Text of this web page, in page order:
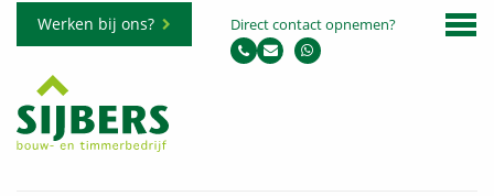
Werken bij ons? Direct contact opnemen?